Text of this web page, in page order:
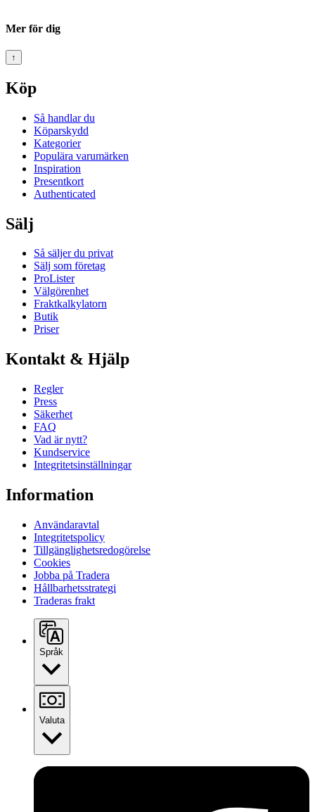
Mer för dig
↑
Köp
Så handlar du
Köparskydd
Kategorier
Populära varumärken
Inspiration
Presentkort
Authenticated
Sälj
Så säljer du privat
Sälj som företag
ProLister
Välgörenhet
Fraktkalkylatorn
Butik
Priser
Kontakt & Hjälp
Regler
Press
Säkerhet
FAQ
Vad är nytt?
Kundservice
Integritetsinställningar
Information
Användaravtal
Integritetspolicy
Tillgänglighetsredogörelse
Cookies
Jobba på Tradera
Hållbarhetsstrategi
Traderas frakt
Språk
Valuta